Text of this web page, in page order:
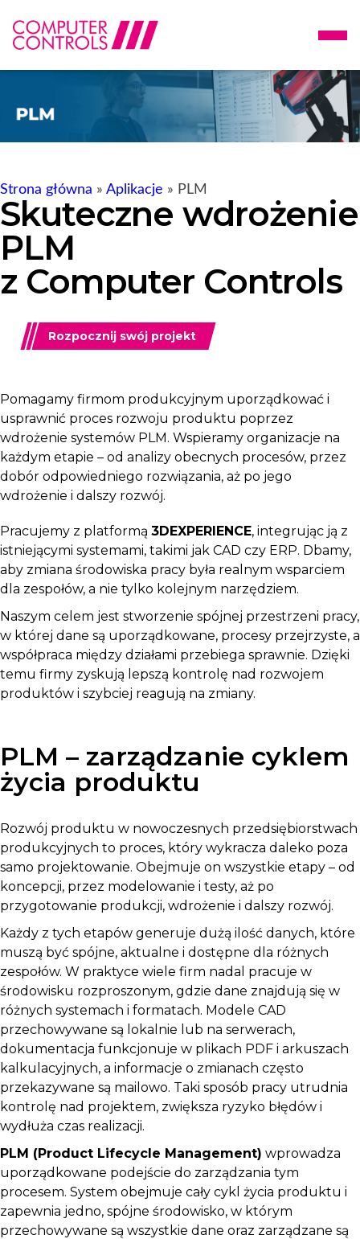
Strona główna » Aplikacje » PLM
Skuteczne wdrożenie
PLM
z Computer Controls
Rozpocznij swój projekt
Pomagamy firmom produkcyjnym uporządkować i
usprawnić proces rozwoju produktu poprzez
wdrożenie systemów PLM. Wspieramy organizacje na
każdym etapie – od analizy obecnych procesów, przez
dobór odpowiedniego rozwiązania, aż po jego
wdrożenie i dalszy rozwój.
Pracujemy z platformą 3DEXPERIENCE, integrując ją z
istniejącymi systemami, takimi jak CAD czy ERP. Dbamy,
aby zmiana środowiska pracy była realnym wsparciem
dla zespołów, a nie tylko kolejnym narzędziem.
Naszym celem jest stworzenie spójnej przestrzeni pracy,
w której dane są uporządkowane, procesy przejrzyste, a
współpraca między działami przebiega sprawnie. Dzięki
temu firmy zyskują lepszą kontrolę nad rozwojem
produktów i szybciej reagują na zmiany.
PLM – zarządzanie cyklem
życia produktu
Rozwój produktu w nowoczesnych przedsiębiorstwach
produkcyjnych to proces, który wykracza daleko poza
samo projektowanie. Obejmuje on wszystkie etapy – od
koncepcji, przez modelowanie i testy, aż po
przygotowanie produkcji, wdrożenie i dalszy rozwój.
Każdy z tych etapów generuje dużą ilość danych, które
muszą być spójne, aktualne i dostępne dla różnych
zespołów. W praktyce wiele firm nadal pracuje w
środowisku rozproszonym, gdzie dane znajdują się w
różnych systemach i formatach. Modele CAD
przechowywane są lokalnie lub na serwerach,
dokumentacja funkcjonuje w plikach PDF i arkuszach
kalkulacyjnych, a informacje o zmianach często
przekazywane są mailowo. Taki sposób pracy utrudnia
kontrolę nad projektem, zwiększa ryzyko błędów i
wydłuża czas realizacji.
PLM (Product Lifecycle Management) wprowadza
uporządkowane podejście do zarządzania tym
procesem. System obejmuje cały cykl życia produktu i
zapewnia jedno, spójne środowisko, w którym
przechowywane są wszystkie dane oraz zarządzane są